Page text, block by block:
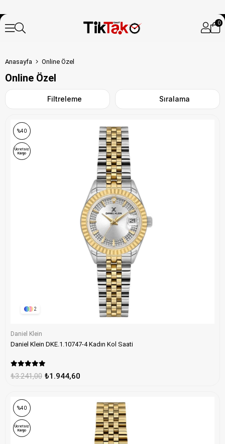
0
Anasayfa Online Özel
Online Özel
Filtreleme Sıralama
2
Daniel Klein
Daniel Klein DKE.1.10747-4 Kadın Kol Saati
₺1.944,60
₺3.241,00
%40
Ücretsiz
Kargo
%40
Ücretsiz
Kargo